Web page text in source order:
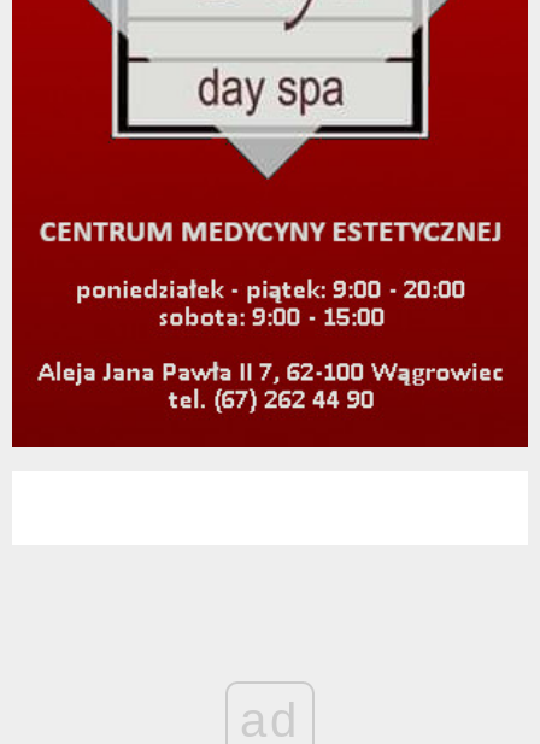
ad